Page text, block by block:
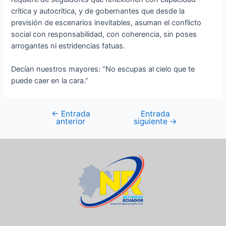
crítica y autocrítica, y de gobernantes que desde la
previsión de escenarios inevitables, asuman el conflicto
social con responsabilidad, con coherencia, sin poses
arrogantes ni estridencias fatuas.
Decían nuestros mayores: “No escupas al cielo que te
puede caer en la cara.”
← Entrada
anterior
Entrada
siguiente →